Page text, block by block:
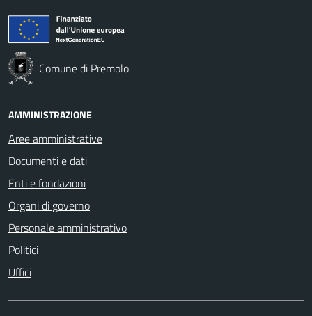
Comune di Premolo
AMMINISTRAZIONE
Aree amministrative
Documenti e dati
Enti e fondazioni
Organi di governo
Personale amministrativo
Politici
Uffici